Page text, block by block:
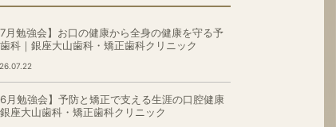
7月勉強会】お口の健康から全身の健康を守る予
科｜銀座大山歯科・矯正歯科クリニック
6月勉強会】予防と矯正で支える生涯の口腔健康
銀座大山歯科・矯正歯科クリニック